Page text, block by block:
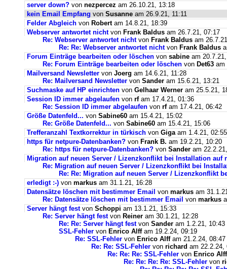
server down? von nezpercez am 26.10.21, 13:18
kein Email Empfang von Susanne am 26.9.21, 11:11
Felder Abgleich von Robertam 14.8.21, 18:39
Webserver antwortet nichtvon Frank Baldus am 26.7.21, 07:17
Re: Webserver antwortet nichtvon Frank Baldus am
Re: Re: Webserver antwortet nichtvon Frank Baldus
Forum Einträge bearbeiten oder löschen von sabine am
Re: Forum Einträge bearbeiten oder löschen von Det63 am
Mailversand Newsletter von Joerg am 14.6.21, 11:28
Re: Mailversand Newsletter von Sander am 15.6.21, 13:21
Suchmaske auf HP einrichten von Gelhaar Werner am 25.5.21,
Session ID immer abgelaufen von rfam 17.4.21, 01:36
Re: Session ID immer abgelaufen von rfam 17.4.21, 06:42
Größe Datenfeld... von Sabine60 am 15.4.21, 15:02
Re: Größe Datenfeld... von Sabine60 am 15.4.21, 15:06
Trefferanzahl Textkorrektur in türkisch von Gigaam 1.4.21, 02:55
https für netpure-Datenbanken? von Frank B. am 19.2.21, 10:20
Re: https für netpure-Datenbanken? von Sander am
Migration auf neuen Server / Lizenzkonflikt bei Installation auf
Re: Migration auf neuen Server / Lizenzkonflikt bei
Re: Re: Migration auf neuen Server / Lizenzkonflikt
erledigt :-) von markus am 31.1.21, 16:28
Datensätze löschen mit bestimmer Email von markus am
Re: Datensätze löschen mit bestimmer Email von markus
Server hängt festvon Schoppi am 13.1.21, 15:33
Re: Server hängt festvon Reiner am 30.1.21, 12:28
Re: Re: Server hängt festvon Sander am 1.2.21, 10:43
SSL-Fehler von Enrico Alffam 19.2.24, 09:19
Re: SSL-Fehler von Enrico Alffam 21.2.24, 08:47
Re: Re: SSL-Fehler von richard am 22.2.24,
Re: Re: Re: SSL-Fehler von Enrico Alff
Re: Re: Re: Re: SSL-Fehler von